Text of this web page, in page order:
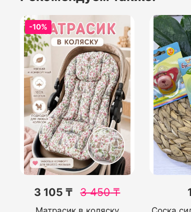
-10%
3 105 ₸ 3 450₸